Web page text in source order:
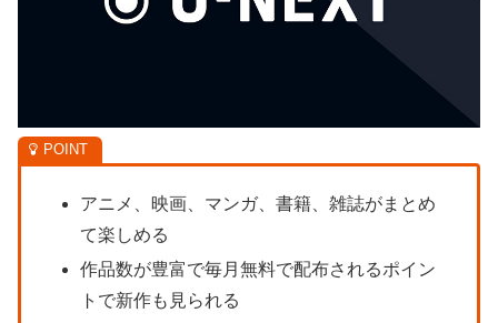
アニメ、映画、マンガ、書籍、雑誌がまとめ
て楽しめる
作品数が豊富で毎月無料で配布されるポイン
トで新作も見られる